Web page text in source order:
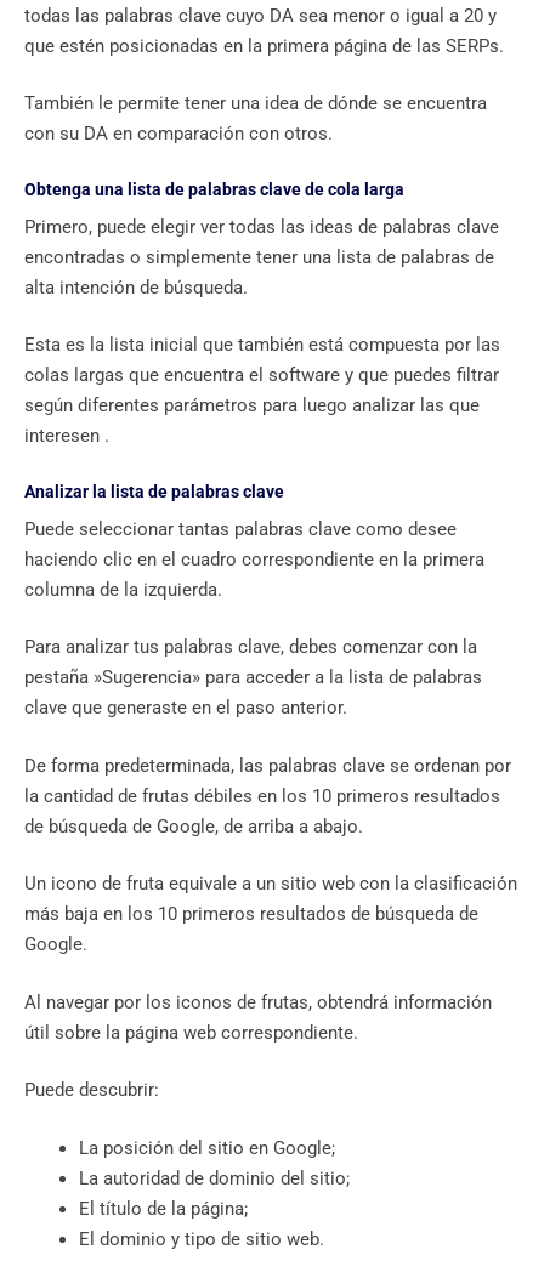
todas las palabras clave cuyo DA sea menor o igual a 20 y
que estén posicionadas en la primera página de las SERPs.
También le permite tener una idea de dónde se encuentra
con su DA en comparación con otros.
Obtenga una lista de palabras clave de cola larga
Primero, puede elegir ver todas las ideas de palabras clave
encontradas o simplemente tener una lista de palabras de
alta intención de búsqueda.
Esta es la lista inicial que también está compuesta por las
colas largas que encuentra el software y que puedes filtrar
según diferentes parámetros para luego analizar las que
interesen .
Analizar la lista de palabras clave
Puede seleccionar tantas palabras clave como desee
haciendo clic en el cuadro correspondiente en la primera
columna de la izquierda.
Para analizar tus palabras clave, debes comenzar con la
pestaña »Sugerencia» para acceder a la lista de palabras
clave que generaste en el paso anterior.
De forma predeterminada, las palabras clave se ordenan por
la cantidad de frutas débiles en los 10 primeros resultados
de búsqueda de Google, de arriba a abajo.
Un icono de fruta equivale a un sitio web con la clasificación
más baja en los 10 primeros resultados de búsqueda de
Google.
Al navegar por los iconos de frutas, obtendrá información
útil sobre la página web correspondiente.
Puede descubrir:
La posición del sitio en Google;
La autoridad de dominio del sitio;
El título de la página;
El dominio y tipo de sitio web.